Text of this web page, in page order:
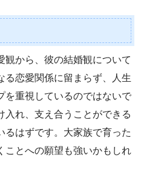
観から、彼の結婚観について
る恋愛関係に留まらず、人生
を重視しているのではないで
入れ、支え合うことができる
るはずです。大家族で育った
ことへの願望も強いかもしれ